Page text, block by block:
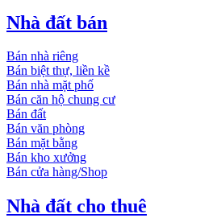
Nhà đất bán
Bán nhà riêng
Bán biệt thự, liền kề
Bán nhà mặt phố
Bán căn hộ chung cư
Bán đất
Bán văn phòng
Bán mặt bằng
Bán kho xưởng
Bán cửa hàng/Shop
Nhà đất cho thuê